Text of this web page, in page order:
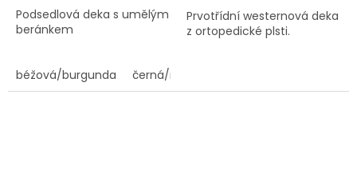
Podsedlová deka s umělým
beránkem
béžová/burgunda černá/modrá
Prvotřídní westernová deka
z ortopedické plsti.